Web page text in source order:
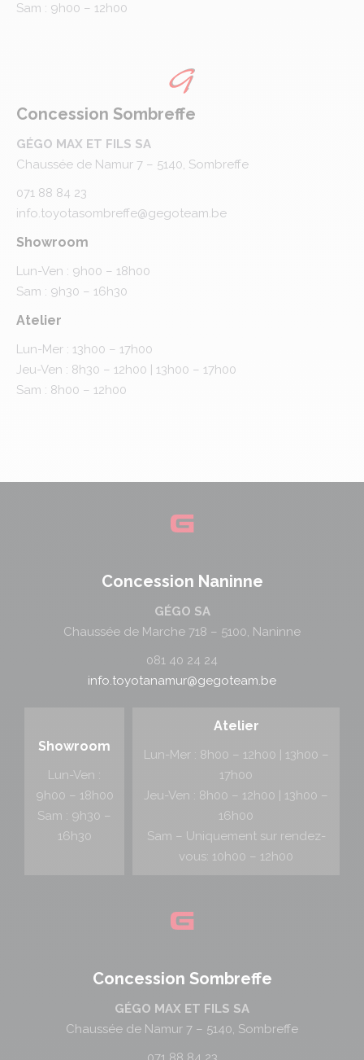
Sam : 9h00 – 12h00
Concession Sombreffe
GÉGO MAX ET FILS SA
Chaussée de Namur 7 – 5140, Sombreffe
071 88 84 23
info.toyotasombreffe@gegoteam.be
Showroom
Lun-Ven : 9h00 – 18h00
Sam : 9h30 – 16h30
Atelier
Lun-Mer : 13h00 – 17h00
Jeu-Ven : 8h30 – 12h00 | 13h00 – 17h00
Sam : 8h00 – 12h00
Concession Naninne
GÉGO SA
Chaussée de Marche 718 – 5100, Naninne
081 40 24 24
info.toyotanamur@gegoteam.be
Showroom
Lun-Ven :
9h00 – 18h00
Sam : 9h30 –
16h30
Atelier
Lun-Mer : 8h00 – 12h00 | 13h00 –
17h00
Jeu-Ven : 8h00 – 12h00 | 13h00 –
16h00
Sam – Uniquement sur rendez-
vous: 10h00 – 12h00
Concession Sombreffe
GÉGO MAX ET FILS SA
Chaussée de Namur 7 – 5140, Sombreffe